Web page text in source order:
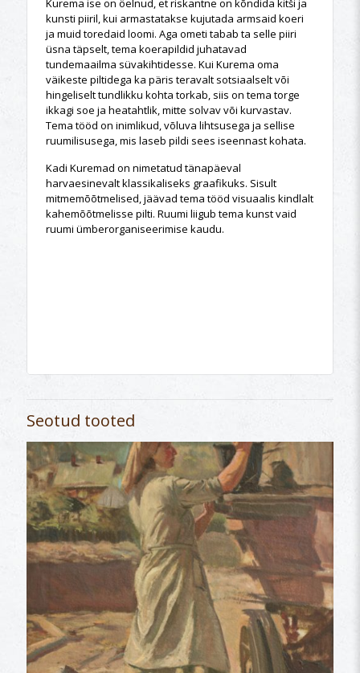
kunsti piiril, kui armastatakse kujutada armsaid koeri
ja muid toredaid loomi. Aga ometi tabab ta selle piiri
üsna täpselt, tema koerapildid juhatavad
tundemaailma süvakihtidesse. Kui Kurema oma
väikeste piltidega ka päris teravalt sotsiaalselt või
hingeliselt tundlikku kohta torkab, siis on tema torge
ikkagi soe ja heatahtlik, mitte solvav või kurvastav.
Tema tööd on inimlikud, võluva lihtsusega ja sellise
ruumilisusega, mis laseb pildi sees iseennast kohata.
Kadi Kuremad on nimetatud tänapäeval
harvaesinevalt klassikaliseks graafikuks. Sisult
mitmemõõtmelised, jäävad tema tööd visuaalis kindlalt
kahemõõtmelisse pilti. Ruumi liigub tema kunst vaid
ruumi ümberorganiseerimise kaudu.
Seotud tooted